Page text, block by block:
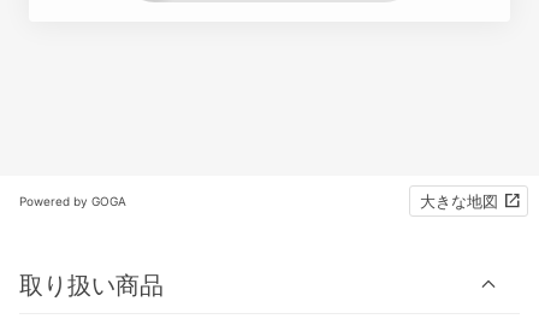
Powered by GOGA 大きな地図
取り扱い商品